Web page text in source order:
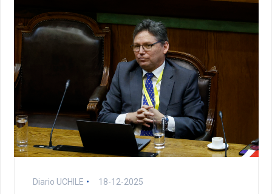
Diario UCHILE 18-12-2025